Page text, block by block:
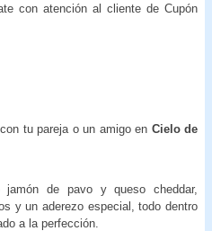
con atención al cliente de Cupón
tu pareja o un amigo en Cielo de
jamón de pavo y queso cheddar,
y un aderezo especial, todo dentro
a la perfección.